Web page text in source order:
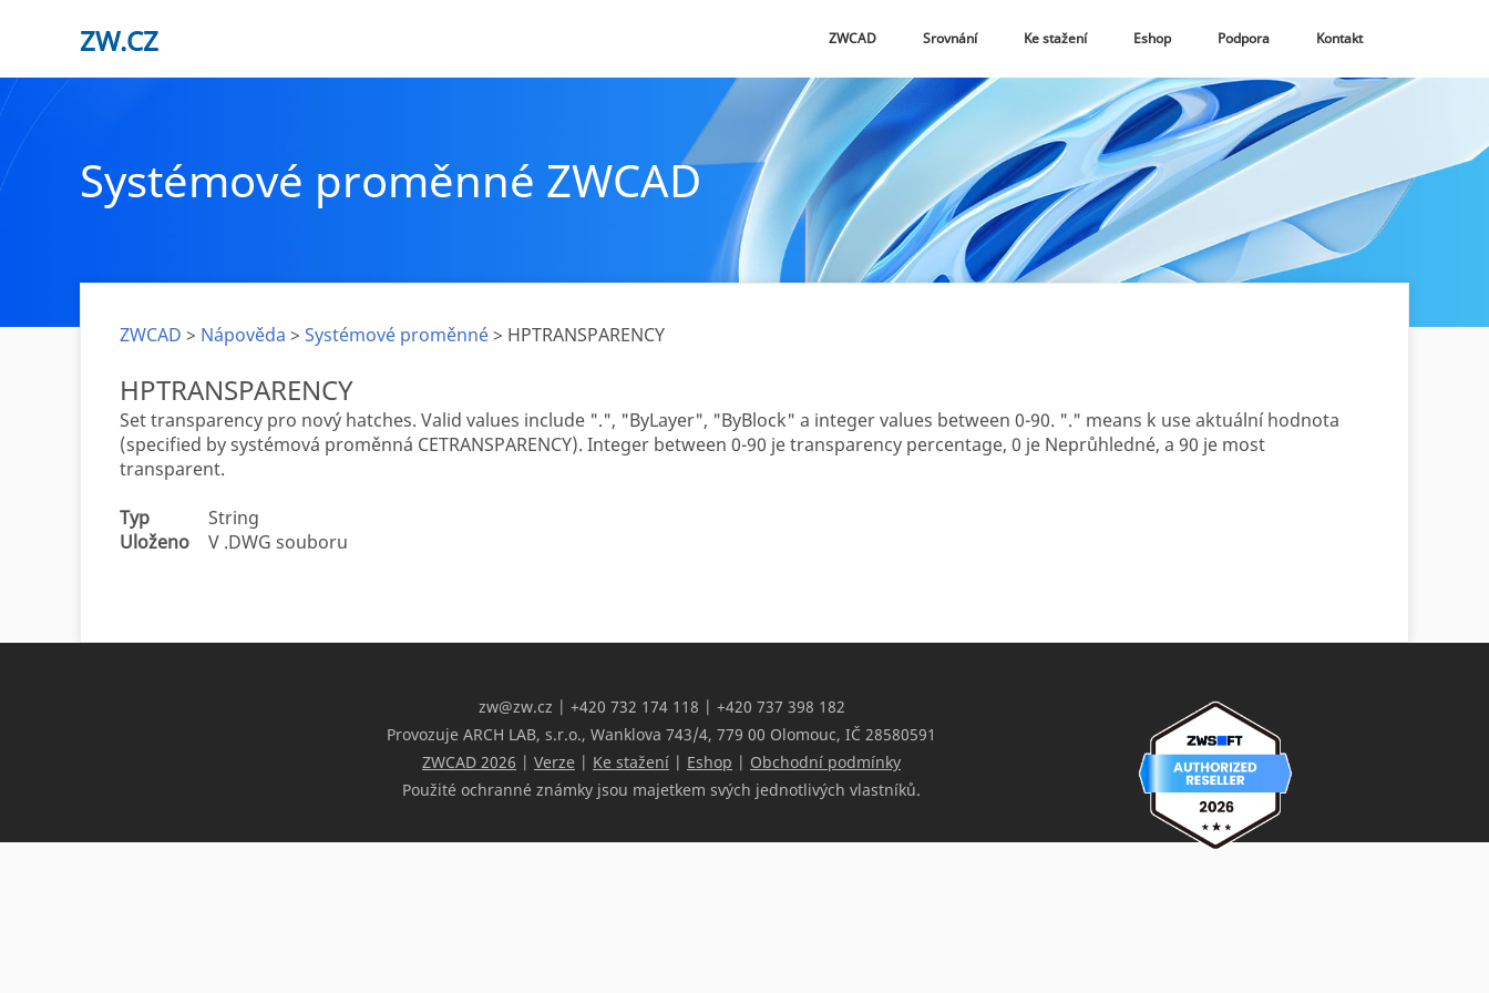
ZW.CZ ZWCAD Srovnání Ke stažení Eshop Podpora Kontakt
Systémové proměnné ZWCAD
ZWCAD > Nápověda > Systémové proměnné> HPTRANSPARENCY
HPTRANSPARENCY
Set transparency pro nový hatches. Valid values include ".", "ByLayer", "ByBlock" a integer values between 0-90. "." means k use aktuální hodnota
(specified by systémová proměnná CETRANSPARENCY). Integer between 0-90 je transparency percentage, 0 je Neprůhledné, a 90 je most
transparent.
Typ
String
Uloženo
V .DWG souboru
zw@zw.cz | +420 732 174 118 | +420 737 398 182
Provozuje ARCH LAB, s.r.o., Wanklova 743/4, 779 00 Olomouc, IČ 28580591
ZWCAD 2026 | Verze | Ke stažení | Eshop | Obchodní podmínky
Použité ochranné známky jsou majetkem svých jednotlivých vlastníků.